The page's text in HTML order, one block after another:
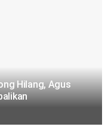
Hilang, Agus